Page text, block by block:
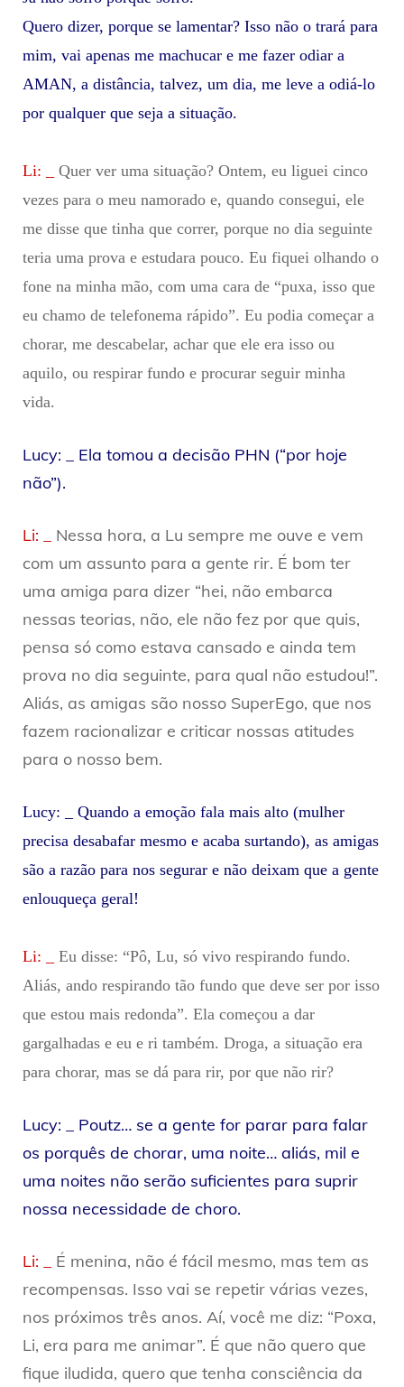
Quero dizer, porque se lamentar? Isso não o trará para
mim, vai apenas me machucar e me fazer odiar a
AMAN, a distância, talvez, um dia, me leve a odiá-lo
por qualquer que seja a situação.
Li: _
Quer ver uma situação? Ontem, eu liguei cinco
vezes para o meu namorado e, quando consegui, ele
me disse que tinha que correr, porque no dia seguinte
teria uma prova e estudara pouco. Eu fiquei olhando o
fone na minha mão, com uma cara de “puxa, isso que
eu chamo de telefonema rápido”. Eu podia começar a
chorar, me descabelar, achar que ele era isso ou
aquilo, ou respirar fundo e procurar seguir minha
vida.
Lucy: _ Ela tomou a decisão PHN (“por hoje
não”).
Li: _
Nessa hora, a Lu sempre me ouve e vem
com um assunto para a gente rir. É bom ter
uma amiga para dizer “hei, não embarca
nessas teorias, não, ele não fez por que quis,
pensa só como estava cansado e ainda tem
prova no dia seguinte, para qual não estudou!”.
Aliás, as amigas são nosso SuperEgo, que nos
fazem racionalizar e criticar nossas atitudes
para o nosso bem.
Lucy: _ Quando a emoção fala mais alto (mulher
precisa desabafar mesmo e acaba surtando), as amigas
são a razão para nos segurar e não deixam que a gente
enlouqueça geral!
Li: _
Eu disse: “Pô, Lu, só vivo respirando fundo.
Aliás, ando respirando tão fundo que deve ser por isso
que estou mais redonda”. Ela começou a dar
gargalhadas e eu e ri também. Droga, a situação era
para chorar, mas se dá para rir, por que não rir?
Lucy: _ Poutz… se a gente for parar para falar
os porquês de chorar, uma noite… aliás, mil e
uma noites não serão suficientes para suprir
nossa necessidade de choro.
Li: _
É menina, não é fácil mesmo, mas tem as
recompensas. Isso vai se repetir várias vezes,
nos próximos três anos. Aí, você me diz: “Poxa,
Li, era para me animar”. É que não quero que
fique iludida, quero que tenha consciência da